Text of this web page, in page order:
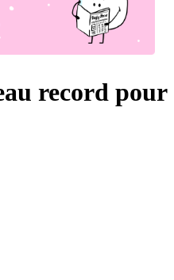
record pour